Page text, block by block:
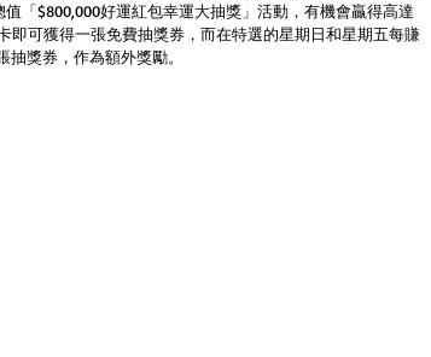
「$800,000好運紅包幸運大抽獎」活動，有機會贏得高達
即可獲得一張免費抽獎券，而在特選的星期日和星期五每賺
抽獎券，作為額外獎勵。